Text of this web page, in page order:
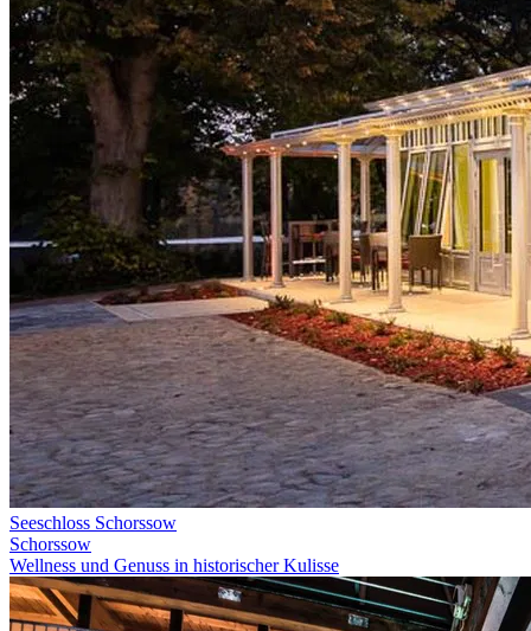
Seeschloss Schorssow
Schorssow
Wellness und Genuss in historischer Kulisse